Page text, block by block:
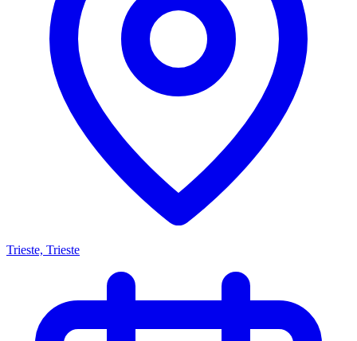
Trieste, Trieste